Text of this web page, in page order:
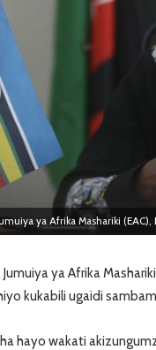
ya Afrika Mashariki (EAC),
Jumuiya ya Afrika
kukabili ugaidi
hayo wakati